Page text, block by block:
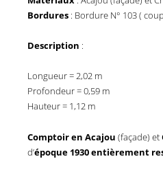
Bordures : Bordure N° 103 (
Description :
Longueur = 2,02 m
Profondeur = 0,59 m
Hauteur = 1,12 m
Comptoir en Acajou (façade) et
d’époque 1930 entièrement